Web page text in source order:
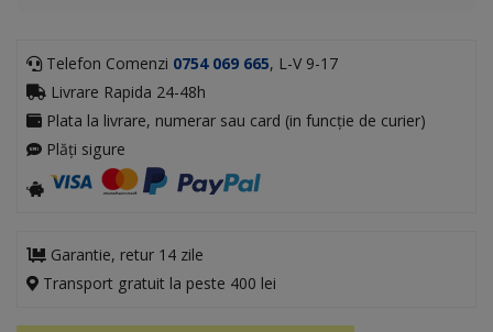
Telefon Comenzi 0754 069 665, L-V 9-17
Livrare Rapida 24-48h
Plata la livrare, numerar sau card (in funcție de curier)
Plăți sigure
Garantie, retur 14 zile
Transport gratuit la peste 400 lei